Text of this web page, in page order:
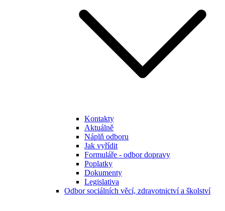
Kontakty
Aktuálně
Náplň odboru
Jak vyřídit
Formuláře - odbor dopravy
Poplatky
Dokumenty
Legislativa
Odbor sociálních věcí, zdravotnictví a školství